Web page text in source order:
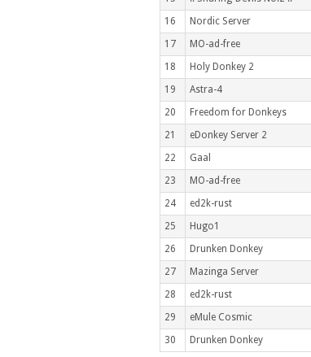
16
Nordic Server
17
MO-ad-free
18
Holy Donkey 2
19
Astra-4
20
Freedom for Donkeys
21
eDonkey Server 2
22
Gaal
23
MO-ad-free
24
ed2k-rust
25
Hugo1
26
Drunken Donkey
27
Mazinga Server
28
ed2k-rust
29
eMule Cosmic
30
Drunken Donkey